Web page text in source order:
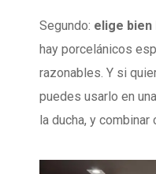
Segundo: elige
hay porcelánicos
razonables. Y si
puedes usarlo en
la ducha, y